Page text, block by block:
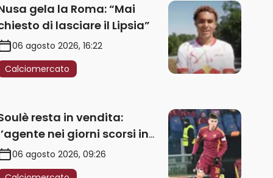
gela la Roma: “Mai
di lasciare il Lipsia”
06 agosto 2026, 16:22
Calciomercato
resta in vendita:
nei giorni scorsi in
06 agosto 2026, 09:26